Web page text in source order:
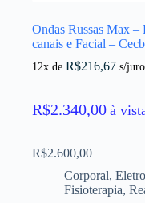
Ondas Russas Max
canais e Facial –
12x de R$216,67 s/
R$2.340,00 à
R$2.600,00
Corporal,
Fisioterapia,